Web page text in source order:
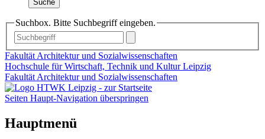
Suche
Suchbox. Bitte Suchbegriff eingeben.
Fakultät Architektur und Sozialwissenschaften
Hochschule für Wirtschaft, Technik und Kultur Leipzig
Fakultät Architektur und Sozialwissenschaften
Seiten Haupt-Navigation überspringen
Hauptmenü